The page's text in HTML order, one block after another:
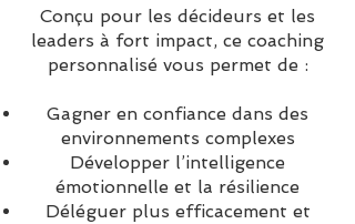
Conçu pour les décideurs et les
leaders à fort impact, ce coaching
personnalisé vous permet de :
Gagner en confiance dans des
environnements complexes
Développer l’intelligence
émotionnelle et la résilience
Déléguer plus efficacement et